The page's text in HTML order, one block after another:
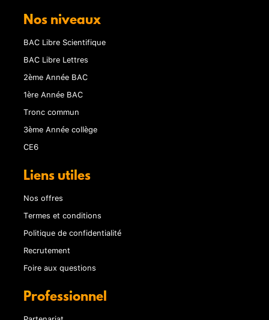
Nos niveaux
BAC Libre Scientifique
BAC Libre Lettres
2ème Année BAC
1ère Année BAC
Tronc commun
3ème Année collège
CE6
Liens utiles
Nos offres
Termes et conditions
Politique de confidentialité
Recrutement
Foire aux questions
Professionnel